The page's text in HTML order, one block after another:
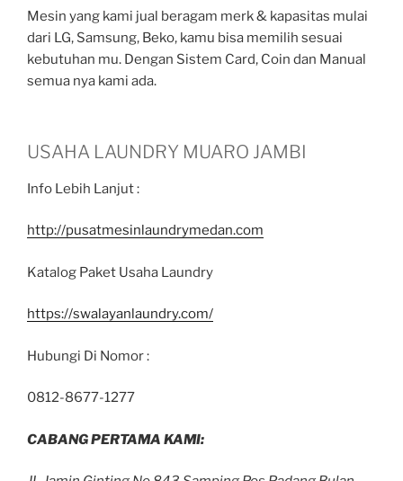
Mesin yang kami jual beragam merk & kapasitas mulai
dari LG, Samsung, Beko, kamu bisa memilih sesuai
kebutuhan mu. Dengan Sistem Card, Coin dan Manual
semua nya kami ada.
USAHA LAUNDRY MUARO JAMBI
Info Lebih Lanjut :
http://pusatmesinlaundrymedan.com
Katalog Paket Usaha Laundry
https://swalayanlaundry.com/
Hubungi Di Nomor :
0812-8677-1277
CABANG PERTAMA KAMI: